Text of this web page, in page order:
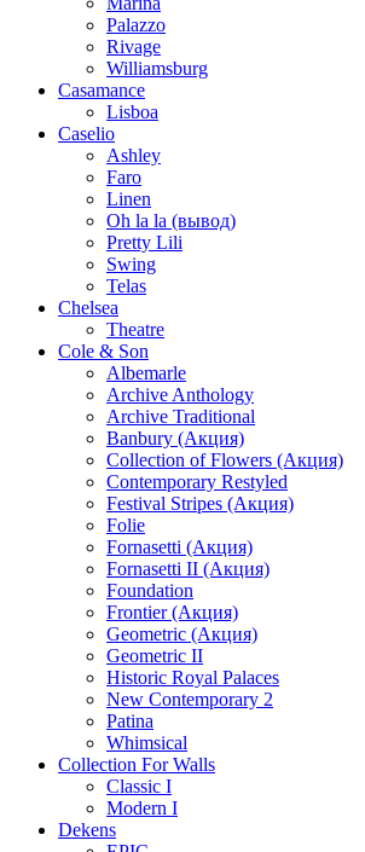
Palazzo
Rivage
Williamsburg
Casamance
Lisboa
Caselio
Ashley
Faro
Linen
Oh la la (вывод)
Pretty Lili
Swing
Telas
Chelsea
Theatre
Cole & Son
Albemarle
Archive Anthology
Archive Traditional
Banbury (Акция)
Collection of Flowers (Акция)
Contemporary Restyled
Festival Stripes (Акция)
Folie
Fornasetti (Акция)
Fornasetti II (Акция)
Foundation
Frontier (Акция)
Geometric (Акция)
Geometric II
Historic Royal Palaces
New Contemporary 2
Patina
Whimsical
Collection For Walls
Classic I
Modern I
Dekens